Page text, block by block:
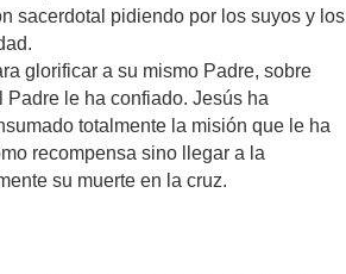
sacerdotal pidiendo por los suyos y los
glorificar a su mismo Padre, sobre
le ha confiado. Jesús ha
totalmente la misión que le ha
recompensa sino llegar a la
su muerte en la cruz.